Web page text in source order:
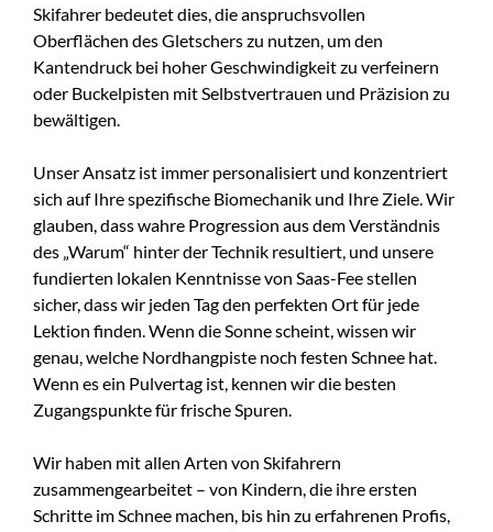
Skifahrer bedeutet dies, die anspruchsvollen
Oberflächen des Gletschers zu nutzen, um den
Kantendruck bei hoher Geschwindigkeit zu verfeinern
oder Buckelpisten mit Selbstvertrauen und Präzision zu
bewältigen.
Unser Ansatz ist immer personalisiert und konzentriert
sich auf Ihre spezifische Biomechanik und Ihre Ziele. Wir
glauben, dass wahre Progression aus dem Verständnis
des „Warum“ hinter der Technik resultiert, und unsere
fundierten lokalen Kenntnisse von Saas-Fee stellen
sicher, dass wir jeden Tag den perfekten Ort für jede
Lektion finden. Wenn die Sonne scheint, wissen wir
genau, welche Nordhangpiste noch festen Schnee hat.
Wenn es ein Pulvertag ist, kennen wir die besten
Zugangspunkte für frische Spuren.
Wir haben mit allen Arten von Skifahrern
zusammengearbeitet – von Kindern, die ihre ersten
Schritte im Schnee machen, bis hin zu erfahrenen Profis,